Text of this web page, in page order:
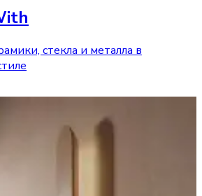
стекла и металла в